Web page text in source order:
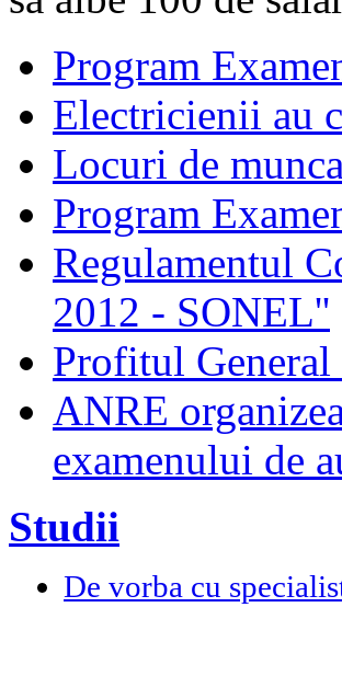
Program
Electricienii au
Locuri de
Program
Regulamentul
2012 - SONEL''
Profitul
ANRE
examenului de
Studii
De vorba cu